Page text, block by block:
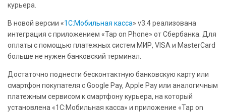
курьера.
В новой версии «1С:Мобильная касса» v3.4 реализована
интеграция с приложением «Tap on Phone» от Сбербанка. Для
оплаты с помощью платежных систем МИР, VISA и MasterCard
больше не нужен банковский терминал.
Достаточно поднести бесконтактную банковскую карту или
смартфон покупателя с Google Pay, Apple Pay или аналогичным
платежным сервисом к смартфону курьера, на который
установлена «1С:Мобильная касса» и приложение «Tap on